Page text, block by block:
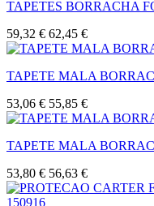
TAPETES BORRACHA
59,32 € 62,45 €
TAPETE MALA
53,06 € 55,85 €
TAPETE MALA
53,80 € 56,63 €